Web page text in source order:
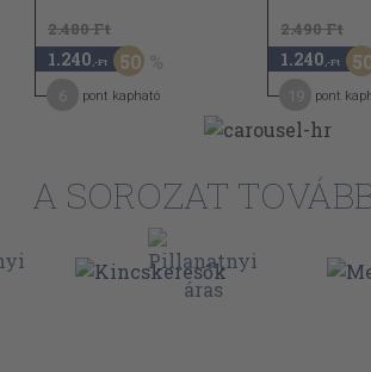
2.480 Ft
1.240 ,-Ft 50
pont kapható
2.490 Ft
1.240 ,-Ft
pont
A SOROZAT